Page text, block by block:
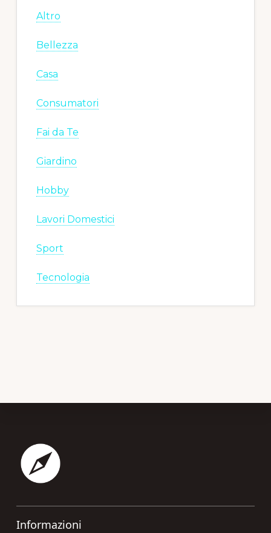
Altro
Bellezza
Casa
Consumatori
Fai da Te
Giardino
Hobby
Lavori Domestici
Sport
Tecnologia
Informazioni